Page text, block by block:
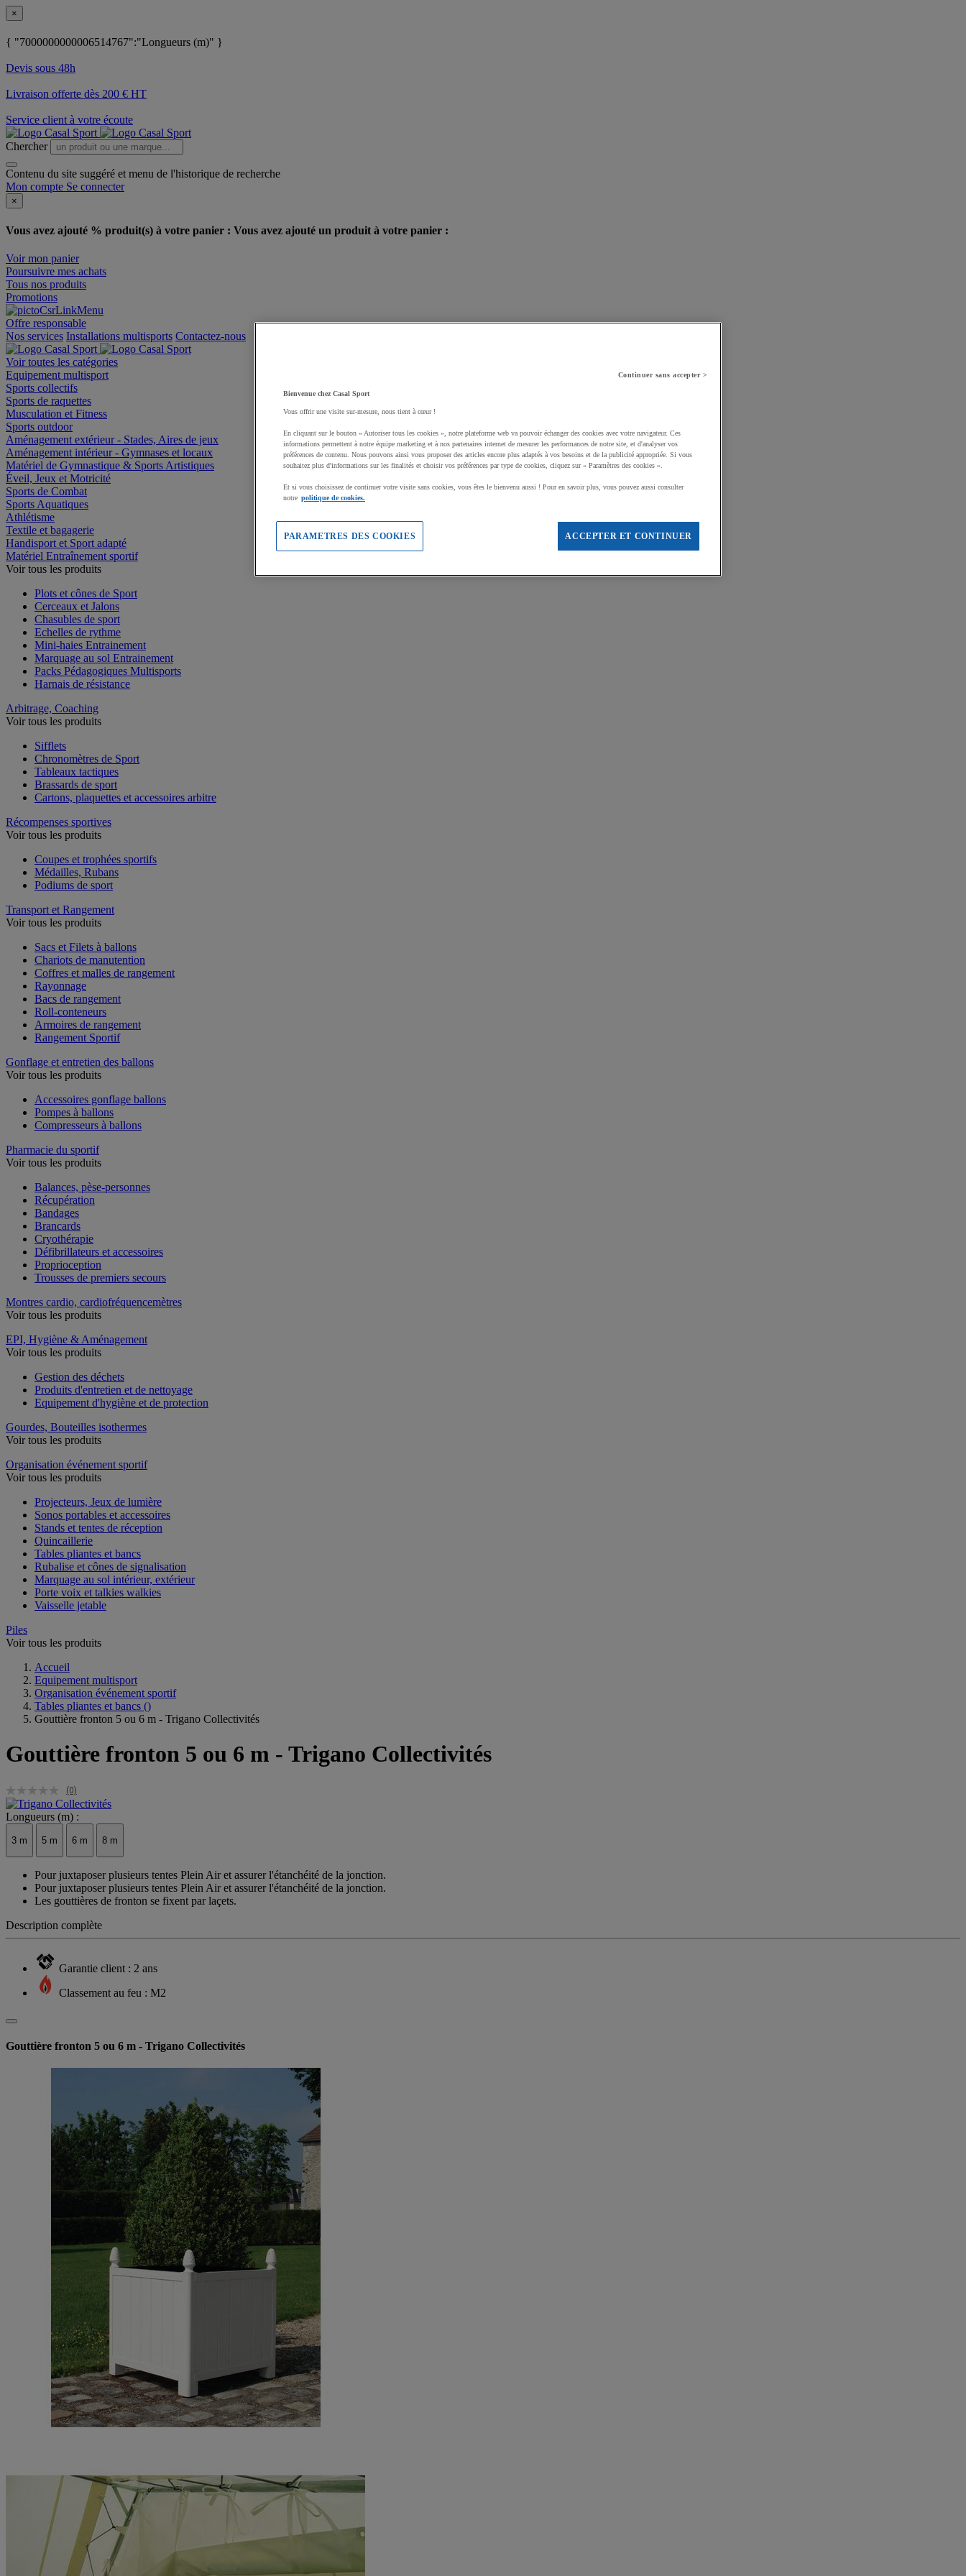
×
{ "7000000000006514767":"Longueurs (m)" }
Devis sous 48h
Livraison offerte dès 200 € HT
Service client à votre écoute
Chercher
Contenu du site suggéré et menu de l'historique de recherche
Mon compte Se connecter
×
Vous avez ajouté % produit(s) à votre panier : Vous avez ajouté un produit à votre panier :
Voir mon panier
Poursuivre mes achats
Tous nos produits
Promotions
Offre responsable
Nos services Installations multisports Contactez-nous
Voir toutes les catégories
Equipement multisport
Sports collectifs
Sports de raquettes
Musculation et Fitness
Sports outdoor
Aménagement extérieur - Stades, Aires de jeux
Aménagement intérieur - Gymnases et locaux
Matériel de Gymnastique & Sports Artistiques
Éveil, Jeux et Motricité
Sports de Combat
Sports Aquatiques
Athlétisme
Textile et bagagerie
Handisport et Sport adapté
Matériel Entraînement sportif
Voir tous les produits
Plots et cônes de Sport
Cerceaux et Jalons
Chasubles de sport
Echelles de rythme
Mini-haies Entrainement
Marquage au sol Entrainement
Packs Pédagogiques Multisports
Harnais de résistance
Arbitrage, Coaching
Voir tous les produits
Sifflets
Chronomètres de Sport
Tableaux tactiques
Brassards de sport
Cartons, plaquettes et accessoires arbitre
Récompenses sportives
Voir tous les produits
Coupes et trophées sportifs
Médailles, Rubans
Podiums de sport
Transport et Rangement
Voir tous les produits
Sacs et Filets à ballons
Chariots de manutention
Coffres et malles de rangement
Rayonnage
Bacs de rangement
Roll-conteneurs
Armoires de rangement
Rangement Sportif
Gonflage et entretien des ballons
Voir tous les produits
Accessoires gonflage ballons
Pompes à ballons
Compresseurs à ballons
Pharmacie du sportif
Voir tous les produits
Balances, pèse-personnes
Récupération
Bandages
Brancards
Cryothérapie
Défibrillateurs et accessoires
Proprioception
Trousses de premiers secours
Montres cardio, cardiofréquencemètres
Voir tous les produits
EPI, Hygiène & Aménagement
Voir tous les produits
Gestion des déchets
Produits d'entretien et de nettoyage
Equipement d'hygiène et de protection
Gourdes, Bouteilles isothermes
Voir tous les produits
Organisation événement sportif
Voir tous les produits
Projecteurs, Jeux de lumière
Sonos portables et accessoires
Stands et tentes de réception
Quincaillerie
Tables pliantes et bancs
Rubalise et cônes de signalisation
Marquage au sol intérieur, extérieur
Porte voix et talkies walkies
Vaisselle jetable
Piles
Voir tous les produits
Accueil
Equipement multisport
Organisation événement sportif
Tables pliantes et bancs ()
Gouttière fronton 5 ou 6 m - Trigano Collectivités
Gouttière fronton 5 ou 6 m - Trigano Collectivités
(0)
Longueurs (m) :
3 m 5 m 6 m 8 m
Pour juxtaposer plusieurs tentes Plein Air et assurer l'étanchéité de la jonction.
Pour juxtaposer plusieurs tentes Plein Air et assurer l'étanchéité de la jonction.
Les gouttières de fronton se fixent par laçets.
Description complète
Garantie client : 2 ans
Classement au feu : M2
Gouttière fronton 5 ou 6 m - Trigano Collectivités
Continuer sans accepter >
Bienvenue chez Casal Sport
Vous offrir une visite sur-mesure, nous tient à cœur !
En cliquant sur le bouton « Autoriser tous les cookies », notre plateforme web va pouvoir échanger des cookies avec votre navigateur. Ces
informations permettent à notre équipe marketing et à nos partenaires internet de mesurer les performances de notre site, et d'analyser vos
préférences de contenu. Nous pouvons ainsi vous proposer des articles encore plus adaptés à vos besoins et de la publicité appropriée. Si vous
souhaitez plus d'informations sur les finalités et choisir vos préférences par type de cookies, cliquez sur « Paramètres des cookies ».
Et si vous choisissez de continuer votre visite sans cookies, vous êtes le bienvenu aussi ! Pour en savoir plus, vous pouvez aussi consulter
notre politique de cookies.
ACCEPTER ET CONTINUER
PARAMETRES DES COOKIES